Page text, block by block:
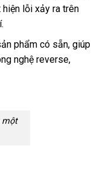
hiện lỗi xảy ra trên
phẩm có sẵn, giúp
nghệ reverse,
một